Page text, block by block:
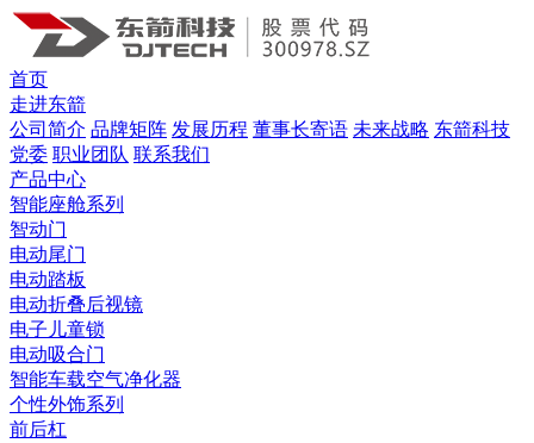
首页
走进东箭
公司简介 品牌矩阵 发展历程 董事长寄语 未来战略 东箭科技
党委 职业团队 联系我们
产品中心
智能座舱系列
智动门
电动尾门
电动踏板
电动折叠后视镜
电子儿童锁
电动吸合门
智能车载空气净化器
个性外饰系列
前后杠